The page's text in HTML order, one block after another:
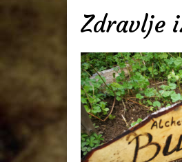
Zdravlje